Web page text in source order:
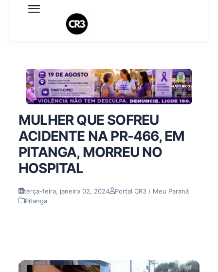
Expediente
Termo de Uso
Sobre o blog
MULHER QUE SOFREU
ACIDENTE NA PR-466, EM
PITANGA, MORREU NO
HOSPITAL
terça-feira, janeiro 02, 2024
Portal CR3 / Meu Paraná
Pitanga